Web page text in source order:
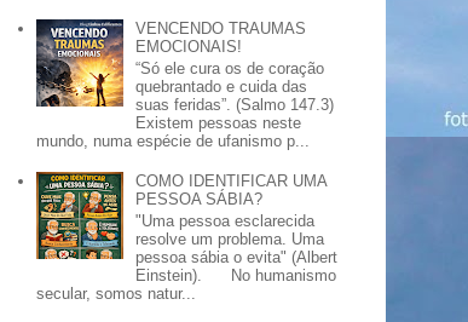
VENCENDO TRAUMAS
EMOCIONAIS!
“Só ele cura os de coração
quebrantado e cuida das
suas feridas”. (Salmo 147.3)
Existem pessoas neste
mundo, numa espécie de ufanismo p...
COMO IDENTIFICAR UMA
PESSOA SÁBIA?
"Uma pessoa esclarecida
resolve um problema. Uma
pessoa sábia o evita" (Albert
Einstein). No humanismo
secular, somos natur...